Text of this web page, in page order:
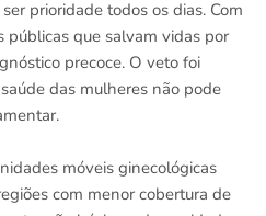
prioridade todos os dias. Com
públicas que salvam vidas por
precoce. O veto foi
das mulheres não pode
móveis ginecológicas
com menor cobertura de